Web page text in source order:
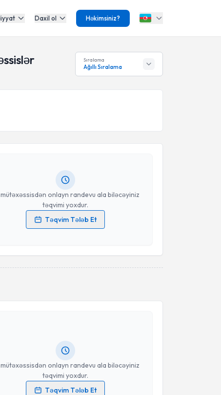
Daxil ol Həkimsiniz?
Sıralama
Ağıllı Sıralama
onlayn randevu ala biləcəyiniz
təqvimi yoxdur.
Təqvim Tələb Et
Eyüboğlu{name} üçün randevu təqvimi tələbi
mütəxəssisdən randevu ala biləcəyiniz təqvim hazır
məlumatlarımın emal edilməsinə dair
onlayn randevu ala biləcəyiniz
təqvimi yoxdur.
Təqvim Tələb Et
Bülbüller